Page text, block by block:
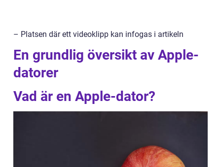
– Platsen där ett videoklipp kan infogas i artikeln
En grundlig översikt av Apple-
datorer
Vad är en Apple-dator?